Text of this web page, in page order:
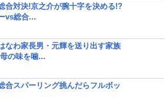
合対決!京之介が腕十字を決める!?
vs総合...
なわ家長男・元輝を送り出す家族
の味を噛...
合スパーリング挑んだらフルボッ